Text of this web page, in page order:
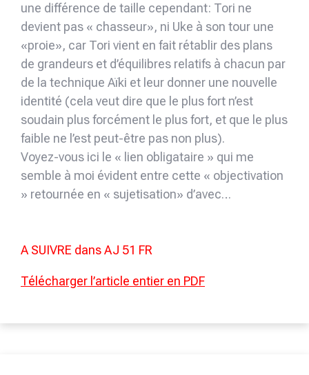
une différence de taille cependant: Tori ne
devient pas « chasseur», ni Uke à son tour une
«proie», car Tori vient en fait rétablir des plans
de grandeurs et d’équilibres relatifs à chacun par
de la technique Aïki et leur donner une nouvelle
identité (cela veut dire que le plus fort n’est
soudain plus forcément le plus fort, et que le plus
faible ne l’est peut-être pas non plus).
Voyez-vous ici le « lien obligataire » qui me
semble à moi évident entre cette « objectivation
» retournée en « sujetisation» d’avec…
A SUIVRE dans AJ 51 FR
Télécharger l’article entier en PDF